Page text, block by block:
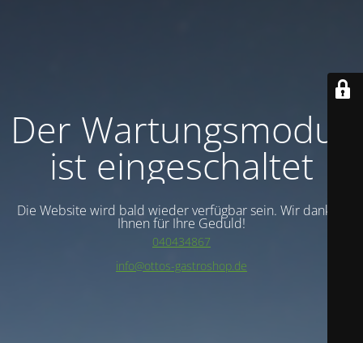
Der Wartungsmodus
ist eingeschaltet
Die Website wird bald wieder verfügbar sein. Wir danken
Ihnen für Ihre Geduld!
040434867
info@ottos-gastroshop.de